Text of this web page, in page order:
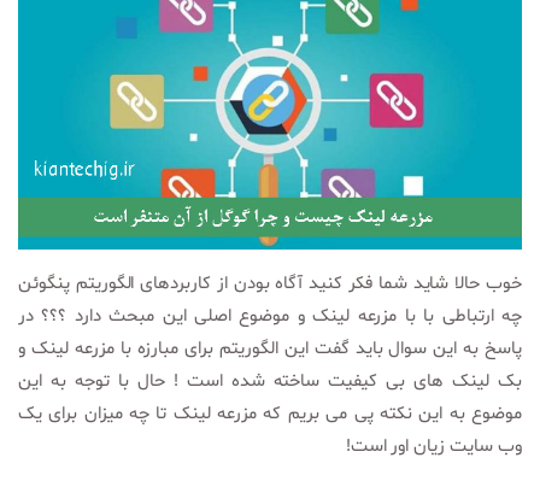
خوب حالا شاید شما فکر کنید آگاه بودن از کاربردهای الگوریتم پنگوئن
چه ارتباطی با با مزرعه لینک و موضوع اصلی این مبحث دارد ؟؟؟ در
پاسخ به این سوال باید گفت این الگوریتم برای مبارزه با مزرعه لینک و
بک لینک های بی کیفیت ساخته شده است ! حال با توجه به این
موضوع به این نکته پی می بریم که مزرعه لینک تا چه میزان برای یک
وب سایت زیان اور است!